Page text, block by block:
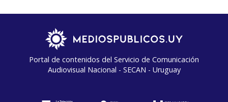
Portal de contenidos del Servicio de Comunicación
Audiovisual Nacional - SECAN - Uruguay